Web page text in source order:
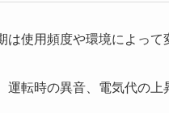
は使用頻度や環境によって
運転時の異音、電気代の上